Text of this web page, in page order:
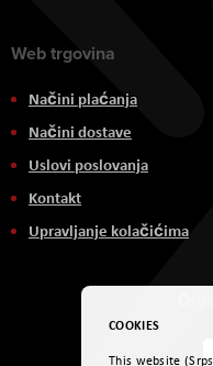
Web trgovina
Načini plaćanja
Načini dostave
Uslovi poslovanja
Kontakt
Upravljanje kolačićima
COOKIES
This website